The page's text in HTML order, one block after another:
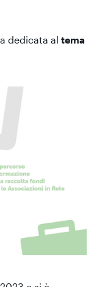
dedicata al tema